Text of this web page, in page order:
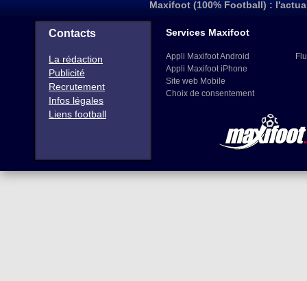
Maxifoot (100% Football) :
Contacts
La rédaction
Publicité
Recrutement
Infos légales
Liens football
Services Maxifoot
Appli Maxifoot Android
Appli Maxifoot iPhone
Site web Mobile
Choix de consentement